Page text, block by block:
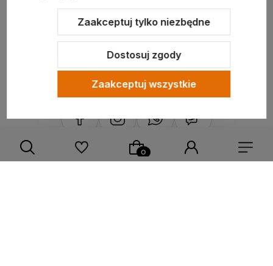
Sklep internetowy Shoper.pl Szablon Shoper Modern 3.0™ od
Zaakceptuj tylko niezbędne
Dostosuj zgody
Zaakceptuj wszystkie